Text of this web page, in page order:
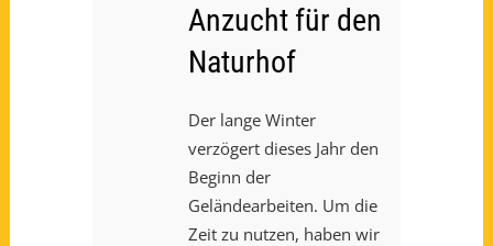
Anzucht für den
Naturhof
Der lange Winter
verzögert dieses Jahr den
Beginn der
Geländearbeiten. Um die
Zeit zu nutzen, haben wir